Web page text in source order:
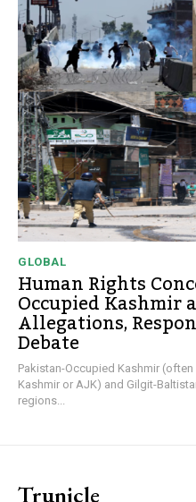
GLOBAL
Human Rights
Occupied
Allegations,
Debate
Pakistan-Occupied Kashmir
Kashmir or AJK) and Gilgit-
regions...
Trunicle